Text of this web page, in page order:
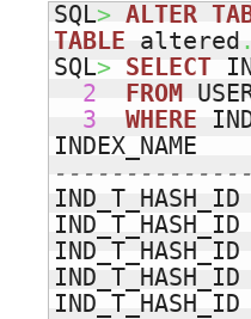
SQL> ALTER
TABLE altered .
SQL> SELECT
2
FROM
3
WHERE